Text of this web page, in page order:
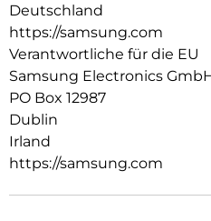
Deutschland
https://samsung.com
Verantwortliche für die EU
Samsung Electronics
PO Box 12987
Dublin
Irland
https://samsung.com